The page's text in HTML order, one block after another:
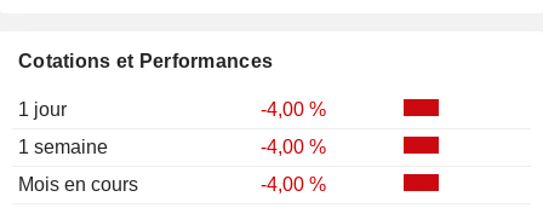
Cotations et Performances
1 jour
-4,00 %
1 semaine
-4,00 %
Mois en cours
-4,00 %